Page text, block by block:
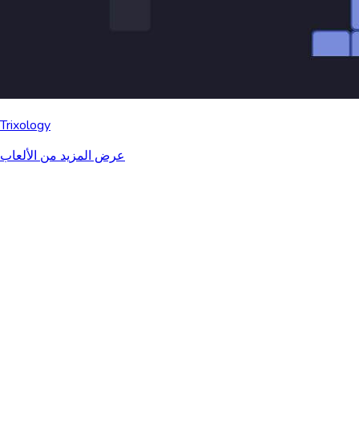
Trixology
عرض المزيد من الألعاب